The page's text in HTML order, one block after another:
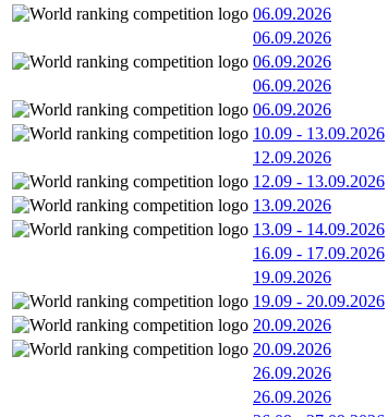
06.09.2026
06.09.2026
06.09.2026
06.09.2026
06.09.2026
10.09 - 13.09.2026
12.09.2026
12.09 - 13.09.2026
13.09.2026
13.09 - 14.09.2026
16.09 - 17.09.2026
19.09.2026
19.09 - 20.09.2026
20.09.2026
20.09.2026
26.09.2026
26.09.2026